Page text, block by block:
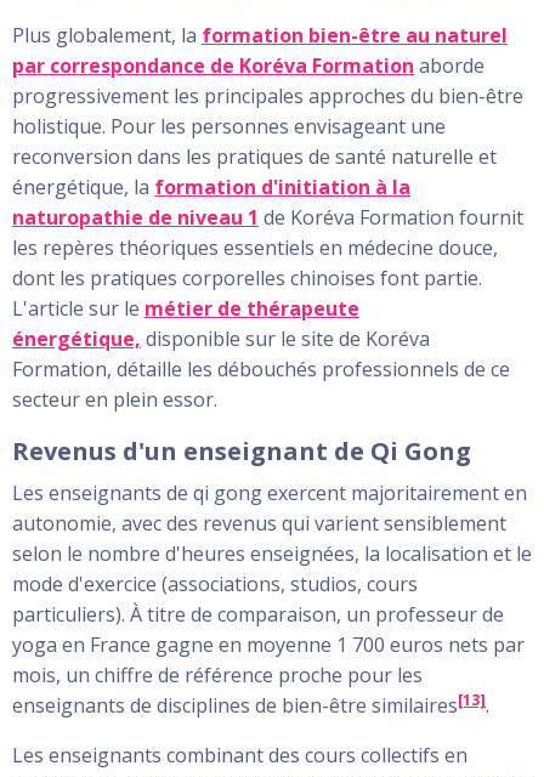
Plus globalement, la formation bien-être au naturel
par correspondance de Koréva Formation aborde
progressivement les principales approches du bien-être
holistique. Pour les personnes envisageant une
reconversion dans les pratiques de santé naturelle et
énergétique, la formation d'initiation à la
naturopathie de niveau 1 de Koréva Formation fournit
les repères théoriques essentiels en médecine douce,
dont les pratiques corporelles chinoises font partie.
L'article sur le métier de thérapeute
énergétique, disponible sur le site de Koréva
Formation, détaille les débouchés professionnels de ce
secteur en plein essor.
Revenus d'un enseignant de Qi Gong
Les enseignants de qi gong exercent majoritairement en
autonomie, avec des revenus qui varient sensiblement
selon le nombre d'heures enseignées, la localisation et le
mode d'exercice (associations, studios, cours
particuliers). À titre de comparaison, un professeur de
yoga en France gagne en moyenne 1 700 euros nets par
mois, un chiffre de référence proche pour les
enseignants de disciplines de bien-être similaires[13].
Les enseignants combinant des cours collectifs en